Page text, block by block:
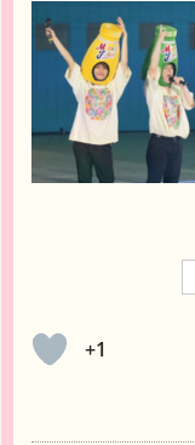
+1